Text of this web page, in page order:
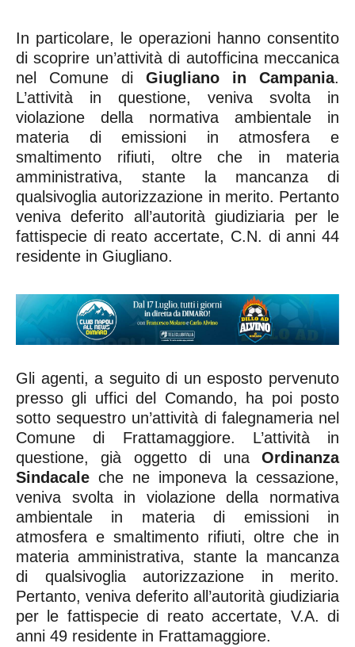
In particolare, le operazioni hanno consentito
di scoprire un’attività di autofficina meccanica
nel Comune di Giugliano in Campania.
L’attività in questione, veniva svolta in
violazione della normativa ambientale in
materia di emissioni in atmosfera e
smaltimento rifiuti, oltre che in materia
amministrativa, stante la mancanza di
qualsivoglia autorizzazione in merito. Pertanto
veniva deferito all’autorità giudiziaria per le
fattispecie di reato accertate, C.N. di anni 44
residente in Giugliano.
Gli agenti, a seguito di un esposto pervenuto
presso gli uffici del Comando, ha poi posto
sotto sequestro un’attività di falegnameria nel
Comune di Frattamaggiore. L’attività in
questione, già oggetto di una Ordinanza
Sindacale che ne imponeva la cessazione,
veniva svolta in violazione della normativa
ambientale in materia di emissioni in
atmosfera e smaltimento rifiuti, oltre che in
materia amministrativa, stante la mancanza
di qualsivoglia autorizzazione in merito.
Pertanto, veniva deferito all’autorità giudiziaria
per le fattispecie di reato accertate, V.A. di
anni 49 residente in Frattamaggiore.